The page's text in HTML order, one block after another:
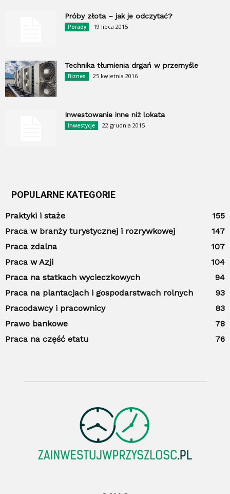
Próby złota – jak je odczytać?
Porady 19 lipca 2015
Technika tłumienia drgań w przemyśle
Biznes 25 kwietnia 2016
Inwestowanie inne niż lokata
Inwestycje 22 grudnia 2015
POPULARNE KATEGORIE
Praktyki i staże
155
Praca w branży turystycznej i rozrywkowej
147
Praca zdalna
107
Praca w Azji
104
Praca na statkach wycieczkowych
94
Praca na plantacjach i gospodarstwach rolnych
93
Pracodawcy i pracownicy
83
Prawo bankowe
78
Praca na część etatu
76